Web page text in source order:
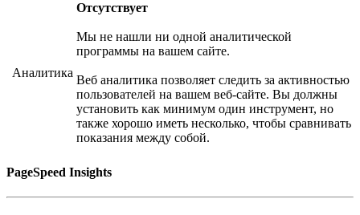
Аналитика
Отсутствует
Мы не нашли ни одной аналитической
программы на вашем сайте.
Веб аналитика позволяет следить за активностью
пользователей на вашем веб-сайте. Вы должны
установить как минимум один инструмент, но
также хорошо иметь несколько, чтобы сравнивать
показания между собой.
PageSpeed Insights